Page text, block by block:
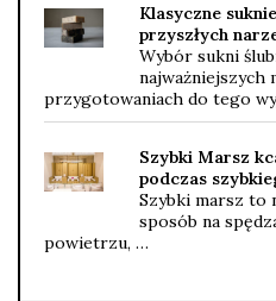
Klasyczne
przyszłych
Wybór sukni
najważniejszych
przygotowaniach do tego
Szybki Marsz
podczas
Szybki marsz to
sposób na
powietrzu, …